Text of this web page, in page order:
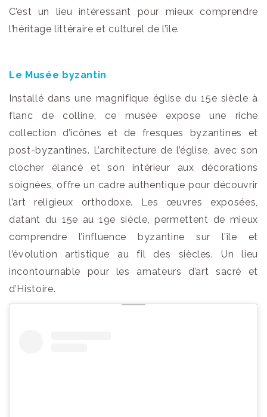
C’est un lieu intéressant pour mieux comprendre
l’héritage littéraire et culturel de l’île.
Le Musée byzantin
Installé dans une magnifique église du 15e siècle à
flanc de colline, ce musée expose une riche
collection d’icônes et de fresques byzantines et
post-byzantines. L’architecture de l’église, avec son
clocher élancé et son intérieur aux décorations
soignées, offre un cadre authentique pour découvrir
l’art religieux orthodoxe. Les œuvres exposées,
datant du 15e au 19e siècle, permettent de mieux
comprendre l’influence byzantine sur l’île et
l’évolution artistique au fil des siècles. Un lieu
incontournable pour les amateurs d’art sacré et
d’Histoire.